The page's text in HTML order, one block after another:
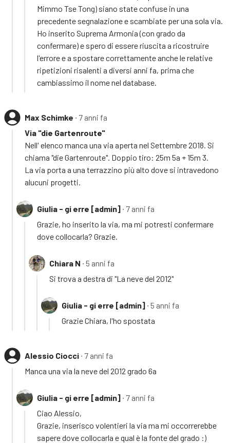
Mimmo Tse Tong) siano state confuse in una
precedente segnalazione e scambiate per una sola via.
Ho inserito Suprema Armonia (con grado da
confermare) e spero di essere riuscita a ricostruire
l'errore e a spostare correttamente anche le relative
ripetizioni risalenti a diversi anni fa, prima che
cambiassimo il nome nel database.
Max Schimke ∙ 7 anni fa
Via "die Gartenroute"
Nell' elenco manca una via aperta nel Settembre 2018. Si
chiama "die Gartenroute". Doppio tiro: 25m 5a + 15m 3.
La via porta a una terrazzino più alto dove si intravedono
alucuni progetti.
Giulia - gi erre [admin] ∙ 7 anni fa
Grazie, ho inserito la via, ma mi potresti confermare
dove collocarla? Grazie.
Chiara N ∙ 5 anni fa
Si trova a destra di "La neve del 2012"
Giulia - gi erre [admin] ∙ 5 anni fa
Grazie Chiara, l'ho spostata
Alessio Ciocci ∙ 7 anni fa
Manca una via la neve del 2012 grado 6a
Giulia - gi erre [admin] ∙ 7 anni fa
Ciao Alessio,
Grazie, inserisco volentieri la via ma mi occorrerebbe
sapere dove collocarla e qual è la fonte del grado :)